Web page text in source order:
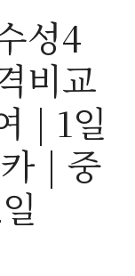
성4
비교
| 1일
| 중